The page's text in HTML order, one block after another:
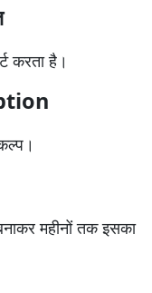
करता है।
महीनों तक इसका